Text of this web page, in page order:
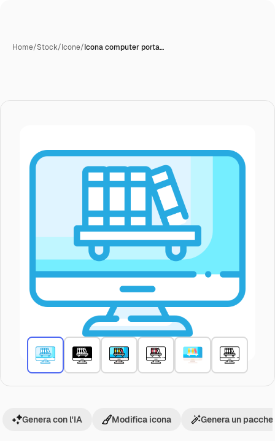
Home/Stock/Icone/Icona computer porta…
Genera con l'IA Modifica icona Genera un